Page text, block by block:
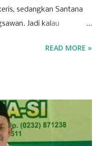
sedangkan Santana
Jadi kalau
bisa berarti seorang
Menurut
bangsawan/menak
READ MORE »